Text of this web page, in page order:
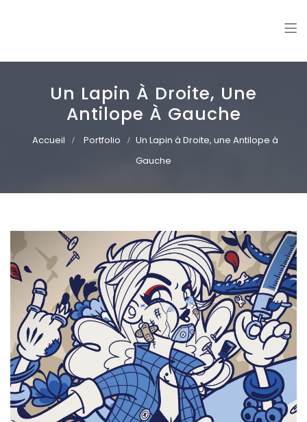
Un Lapin À Droite, Une
Antilope À Gauche
Accueil Portfolio
Un Lapin à Droite, une Antilope à
Gauche